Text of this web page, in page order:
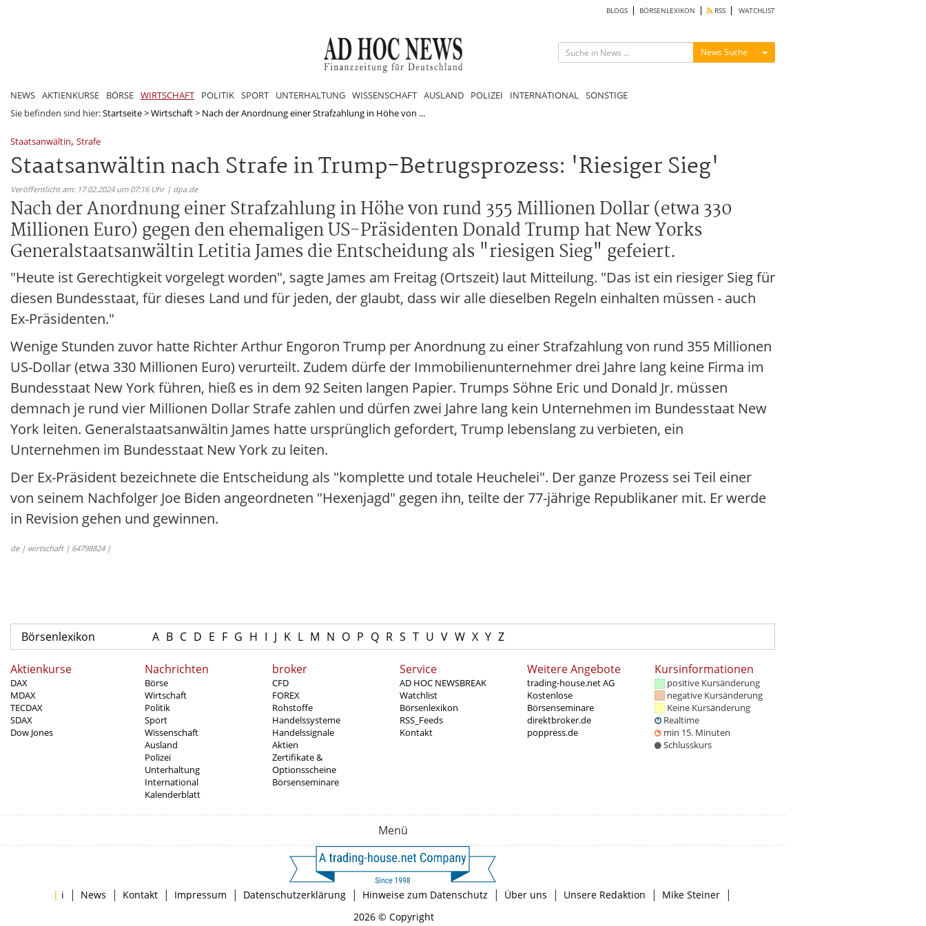
BLOGS BÖRSENLEXIKON RSS WATCHLIST
News Suche Menü ein-/ausblenden
NEWS AKTIENKURSE BÖRSE WIRTSCHAFT POLITIK SPORT UNTERHALTUNG WISSENSCHAFT AUSLAND POLIZEI INTERNATIONAL SONSTIGE
Sie befinden sind hier:Startseite>Wirtschaft> Nach der Anordnung einer Strafzahlung in Höhe von ...
Staatsanwältin, Strafe
Staatsanwältin nach Strafe in Trump-Betrugsprozess: 'Riesiger Sieg'
Veröffentlicht am: 17.02.2024 um 07:16 Uhr | dpa.de
Nach der Anordnung einer Strafzahlung in Höhe von rund 355 Millionen Dollar (etwa 330
Millionen Euro) gegen den ehemaligen US-Präsidenten Donald Trump hat New Yorks
Generalstaatsanwältin Letitia James die Entscheidung als "riesigen Sieg" gefeiert.
"Heute ist Gerechtigkeit vorgelegt worden", sagte James am Freitag (Ortszeit) laut Mitteilung. "Das ist ein riesiger Sieg für
diesen Bundesstaat, für dieses Land und für jeden, der glaubt, dass wir alle dieselben Regeln einhalten müssen - auch
Ex-Präsidenten."
Wenige Stunden zuvor hatte Richter Arthur Engoron Trump per Anordnung zu einer Strafzahlung von rund 355 Millionen
US-Dollar (etwa 330 Millionen Euro) verurteilt. Zudem dürfe der Immobilienunternehmer drei Jahre lang keine Firma im
Bundesstaat New York führen, hieß es in dem 92 Seiten langen Papier. Trumps Söhne Eric und Donald Jr. müssen
demnach je rund vier Millionen Dollar Strafe zahlen und dürfen zwei Jahre lang kein Unternehmen im Bundesstaat New
York leiten. Generalstaatsanwältin James hatte ursprünglich gefordert, Trump lebenslang zu verbieten, ein
Unternehmen im Bundesstaat New York zu leiten.
Der Ex-Präsident bezeichnete die Entscheidung als "komplette und totale Heuchelei". Der ganze Prozess sei Teil einer
von seinem Nachfolger Joe Biden angeordneten "Hexenjagd" gegen ihn, teilte der 77-jährige Republikaner mit. Er werde
in Revision gehen und gewinnen.
de | wirtschaft | 64798824 |
Börsenlexikon A B C D E F G H I J K L M N O P Q R S T U V W X Y Z
Aktienkurse
DAX
MDAX
TECDAX
SDAX
Dow Jones
Nachrichten
Börse
Wirtschaft
Politik
Sport
Wissenschaft
Ausland
Polizei
Unterhaltung
International
Kalenderblatt
broker
CFD
FOREX
Rohstoffe
Handelssysteme
Handelssignale
Aktien
Zertifikate &
Optionsscheine
Börsenseminare
Service
AD HOC NEWSBREAK
Watchlist
Börsenlexikon
RSS_Feeds
Kontakt
Weitere Angebote
trading-house.net AG
Kostenlose
Börsenseminare
direktbroker.de
poppress.de
Kursinformationen
positive Kursänderung
negative Kursänderung
Keine Kursänderung
Realtime
min 15. Minuten
Schlusskurs
Menü
| i | News | Kontakt | Impressum | Datenschutzerklärung | Hinweise zum Datenschutz | Über uns | Unsere Redaktion | Mike Steiner |
2026 © Copyright